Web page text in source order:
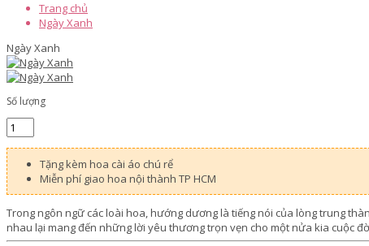
Trang chủ
Ngày Xanh
Ngày Xanh
Số lượng
Tặng kèm hoa cài áo chú rể
Miễn phí giao hoa nội thành TP HCM
Trong ngôn ngữ các loài hoa, hướng dương là tiếng nói của lòng trung
nhau lại mang đến những lời yêu thương trọn vẹn cho một nửa kia cuộc